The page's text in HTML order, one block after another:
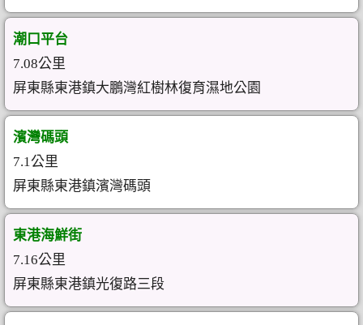
潮口平台
7.08公里
屏東縣東港鎮大鵬灣紅樹林復育濕地公園
濱灣碼頭
7.1公里
屏東縣東港鎮濱灣碼頭
東港海鮮街
7.16公里
屏東縣東港鎮光復路三段